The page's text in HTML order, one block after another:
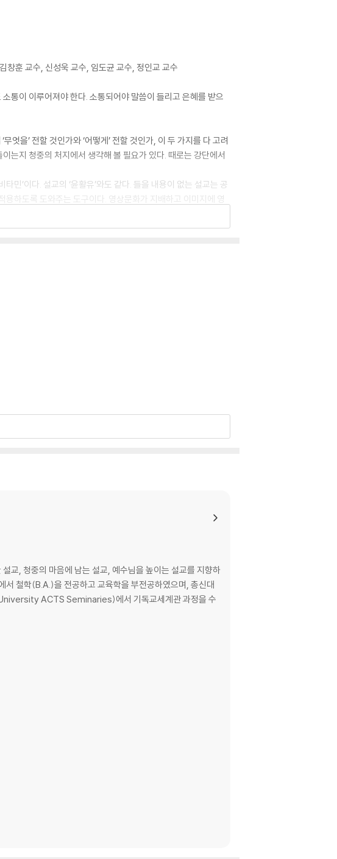
창훈 교수, 신성욱 교수, 임도균 교수, 정인교 교수
통이 이루어져야 한다. 소통되어야 말씀이 들리고 은혜를 받으
엇을’ 전할 것인가와 ‘어떻게’ 전할 것인가, 이 두 가지를 다 고려
는지 청중의 처지에서 생각해 볼 필요가 있다. 때로는 강단에서
민’이다. 설교의 ‘윤활유’와도 같다. 들을 내용이 없는 설교는 공
하도록 도와주는 도구이다. 영상문화가 지배하고 이미지에 영
다.
를 총론적으로 다룬 후에, 이 시대의 최고 설교자라 할 수 있는
인지, 청중을 움직이고 강단을 살리는 8가지 예화 사용법과 실
하고 싶은 목회자나 이제 갓 설교를 배우기 시작한 신학생들,
교, 청중의 마음에 남는 설교, 예수님을 높이는 설교를 지향하
서 철학(B.A.)을 전공하고 교육학을 부전공하였으며, 총신대
ACTS Seminaries)에서 기독교세계관 과정을 수